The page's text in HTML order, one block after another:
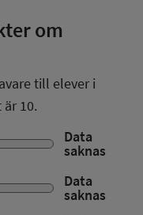
om
till elever i
är 10.
Data
saknas
Data
saknas